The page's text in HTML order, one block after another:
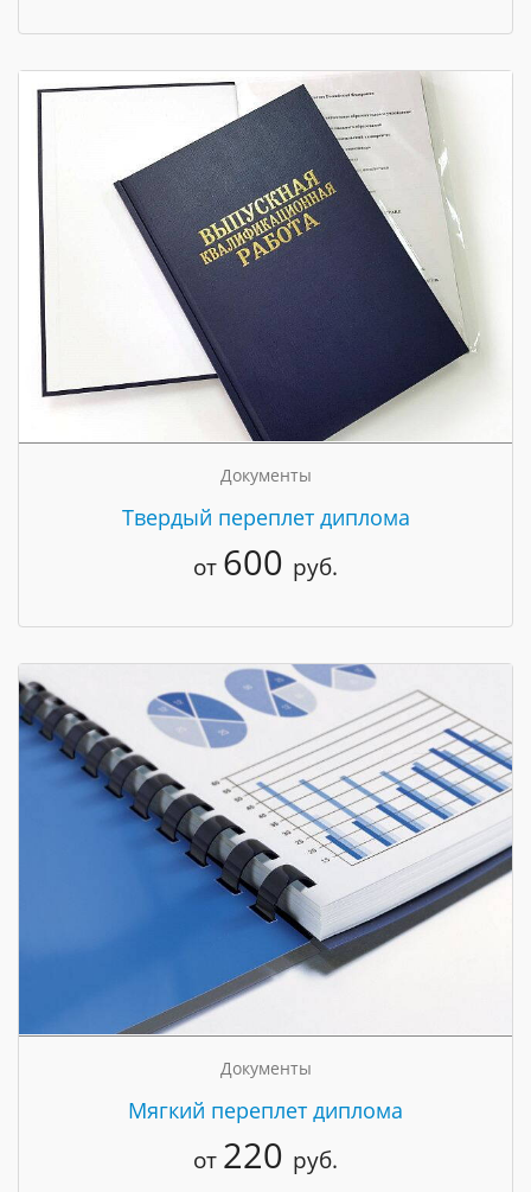
Документы
Твердый переплет диплома
от 600 руб.
Документы
Мягкий переплет диплома
от 220 руб.